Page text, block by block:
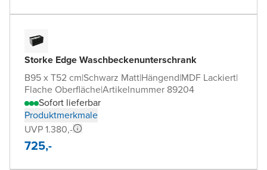
Storke Edge Waschbeckenunterschrank
B95 x T52 cm|Schwarz Matt|Hängend|MDF Lackiert|
Flache Oberfläche|Artikelnummer 89204
Sofort lieferbar
Produktmerkmale
UVP 1.380,-
725,-